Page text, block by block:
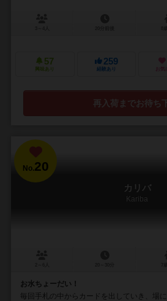
57
興味あり
259
経験あり お気
再入荷までお待ち
No.20
カリバ
Kariba
お水ちょーだい！
毎回手札の中からカードを出していき、場